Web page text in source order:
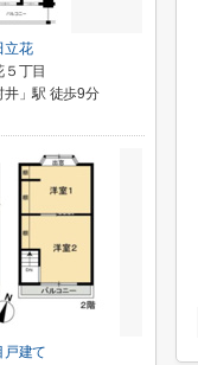
立花
丁目
井」駅 徒歩9分
戸建て